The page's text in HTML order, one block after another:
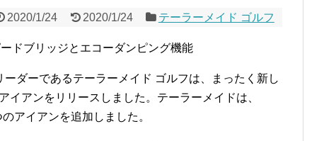
2020/1/24 2020/1/24 テーラーメイド ゴルフ
ドブリッジとエコーダンピング機能
ダーであるテーラーメイド ゴルフは、まったく新し
イアンをリリースしました。テーラーメイドは、
アイアンを追加しました。